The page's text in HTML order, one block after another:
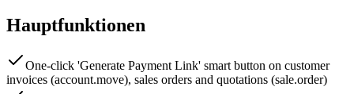
Hauptfunktionen
One-click 'Generate Payment Link' smart button on customer
invoices (account.move), sales orders and quotations (sale.order)